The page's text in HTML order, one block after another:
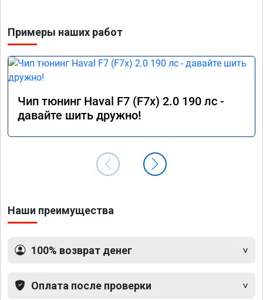
Примеры наших работ
Чип тюнинг Haval F7 (F7x) 2.0 190 лс -
давайте шить дружно!
Наши преимущества
100% возврат денег
Оплата после проверки